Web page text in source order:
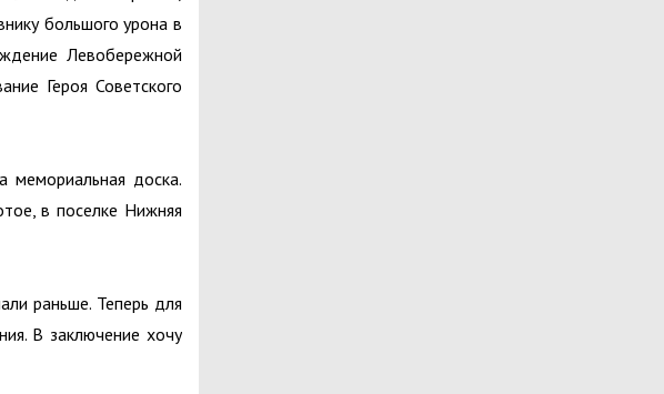
большого урона в
Левобережной
Героя Советского
доска.
в поселке Нижняя
раньше. Теперь для
В заключение хочу